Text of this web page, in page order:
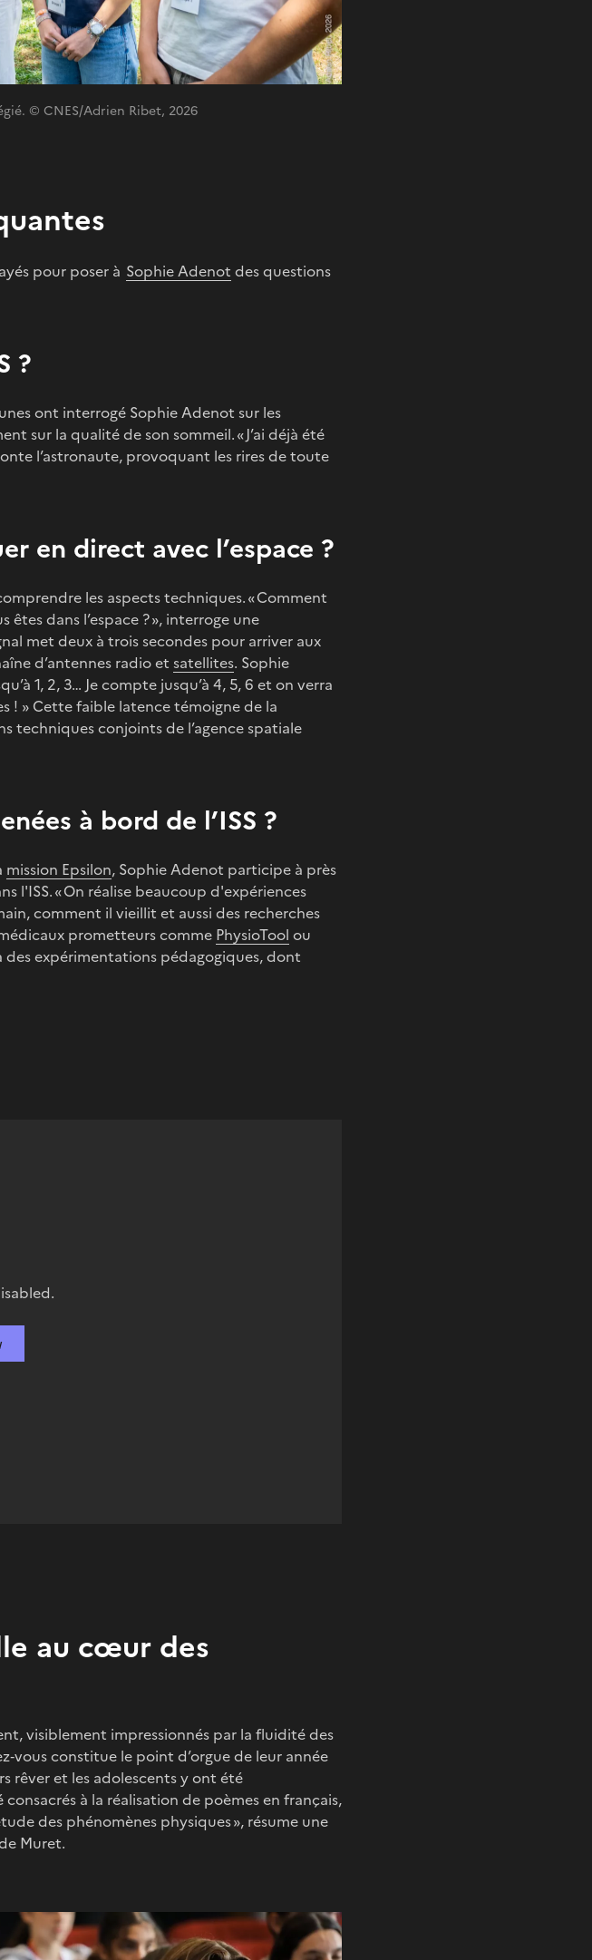
© CNES/Adrien Ribet, 2026
pour poser à Sophie Adenot des questions
?
ont interrogé Sophie Adenot sur les
sur la qualité de son sommeil. « J’ai déjà été
l’astronaute, provoquant les rires de toute
en direct avec l’espace ?
les aspects techniques. « Comment
dans l’espace ? », interroge une
met deux à trois secondes pour arriver aux
d’antennes radio et satellites. Sophie
1, 2, 3… Je compte jusqu’à 4, 5, 6 et on verra
! » Cette faible latence témoigne de la
techniques conjoints de l’agence spatiale
à bord de l’ISS ?
mission Epsilon, Sophie Adenot participe à près
l'ISS. « On réalise beaucoup d'expériences
comment il vieillit et aussi des recherches
prometteurs comme PhysioTool ou
expérimentations pédagogiques, dont
au cœur des
visiblement impressionnés par la fluidité des
constitue le point d’orgue de leur année
rêver et les adolescents y ont été
à la réalisation de poèmes en français,
des phénomènes physiques », résume une
Muret.